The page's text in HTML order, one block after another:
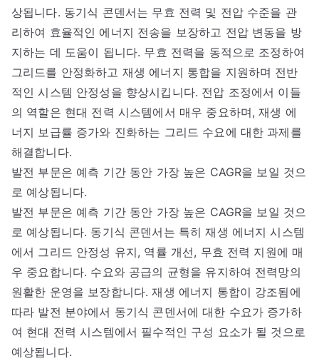
상됩니다. 동기식 콘덴서는 무효 전력 및 전압 수준을 관
리하여 효율적인 에너지 전송을 보장하고 전압 변동을 방
지하는 데 도움이 됩니다. 무효 전력을 동적으로 조정하여
그리드를 안정화하고 재생 에너지 통합을 지원하며 전반
적인 시스템 안정성을 향상시킵니다. 전압 조정에서 이들
의 역할은 현대 전력 시스템에서 매우 중요하며, 재생 에
너지 보급률 증가와 진화하는 그리드 수요에 대한 과제를
해결합니다.
발전 부문은 예측 기간 동안 가장 높은 CAGR을 보일 것으
로 예상됩니다.
발전 부문은 예측 기간 동안 가장 높은 CAGR을 보일 것으
로 예상됩니다. 동기식 콘덴서는 특히 재생 에너지 시스템
에서 그리드 안정성 유지, 역률 개선, 무효 전력 지원에 매
우 중요합니다. 수요와 공급의 균형을 유지하여 전력망의
원활한 운영을 보장합니다. 재생 에너지 통합이 강조됨에
따라 발전 분야에서 동기식 콘덴서에 대한 수요가 증가하
여 현대 전력 시스템에서 필수적인 구성 요소가 될 것으로
예상됩니다.